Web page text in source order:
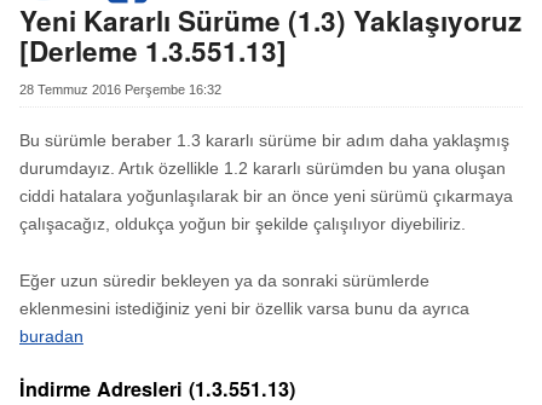
Yeni Kararlı Sürüme (1.3) Yaklaşıyoruz
[Derleme 1.3.551.13]
28 Temmuz 2016 Perşembe 16:32
Bu sürümle beraber 1.3 kararlı sürüme bir adım daha yaklaşmış
durumdayız. Artık özellikle 1.2 kararlı sürümden bu yana oluşan
ciddi hatalara yoğunlaşılarak bir an önce yeni sürümü çıkarmaya
çalışacağız, oldukça yoğun bir şekilde çalışılıyor diyebiliriz.
Eğer uzun süredir bekleyen ya da sonraki sürümlerde
eklenmesini istediğiniz yeni bir özellik varsa bunu da ayrıca
buradan
İndirme Adresleri (1.3.551.13)